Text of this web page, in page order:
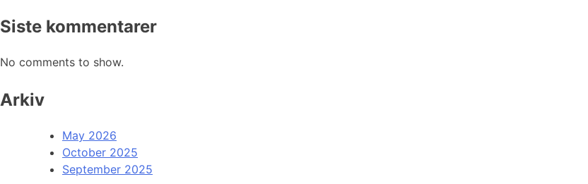
Siste kommentarer
No comments to show.
Arkiv
May 2026
October 2025
September 2025